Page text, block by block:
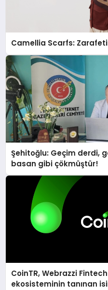
Camellia Scarfs: Zarafetin
Şehitoğlu: Geçim derdi,
basan gibi çökmüştür!
CoinTR, Webrazzi
ekosisteminin tanınan